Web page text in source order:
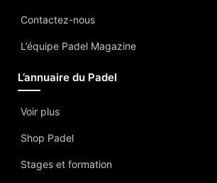
Contactez-nous
L’équipe Padel Magazine
L’annuaire du Padel
Voir plus
Shop Padel
Stages et formation